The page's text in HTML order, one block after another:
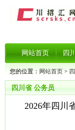
网站首页 四
您的位置： 网站首页 >
四川省 公务员
2026年四川